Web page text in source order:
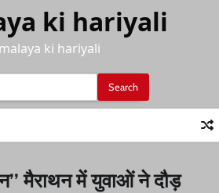
ki hariyali
ki hariyali
मैराथन में युवाओं ने दौड़